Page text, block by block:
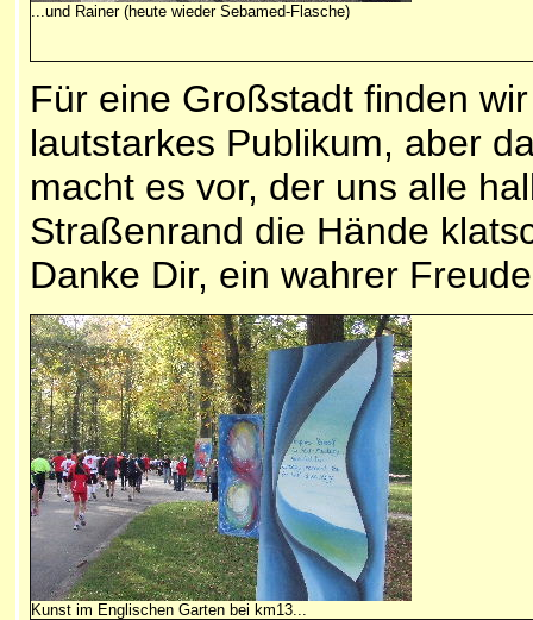
...und Rainer (heute wieder Sebamed-Flasche)
Für eine Großstadt finden
lautstarkes Publikum, aber
macht es vor, der uns alle
Straßenrand die Hände
Danke Dir, ein wahrer
Kunst im Englischen Garten bei km13...